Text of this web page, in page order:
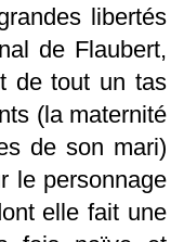
libertés
de Flaubert,
de tout un tas
(la maternité
de son mari)
le personnage
elle fait une